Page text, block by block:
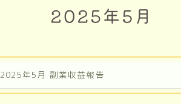
2025年5月 副業収益報告